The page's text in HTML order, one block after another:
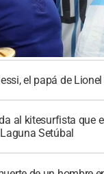
el papá de
al kitesurfista que
Setúbal